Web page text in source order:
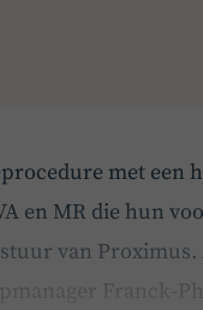
met een
en MR die hun
van
Franck-